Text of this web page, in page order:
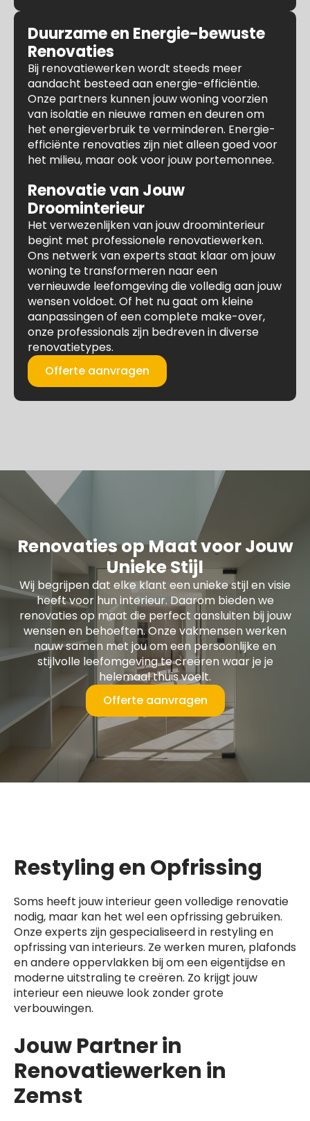
Duurzame en Energie-bewuste
Renovaties
Bij renovatiewerken wordt steeds meer
aandacht besteed aan energie-efficiëntie.
Onze partners kunnen jouw woning voorzien
van isolatie en nieuwe ramen en deuren om
het energieverbruik te verminderen. Energie-
efficiënte renovaties zijn niet alleen goed voor
het milieu, maar ook voor jouw portemonnee.
Renovatie van Jouw
Droominterieur
Het verwezenlijken van jouw droominterieur
begint met professionele renovatiewerken.
Ons netwerk van experts staat klaar om jouw
woning te transformeren naar een
vernieuwde leefomgeving die volledig aan jouw
wensen voldoet. Of het nu gaat om kleine
aanpassingen of een complete make-over,
onze professionals zijn bedreven in diverse
renovatietypes.
Offerte aanvragen
Renovaties op Maat voor Jouw
Unieke Stijl
Wij begrijpen dat elke klant een unieke stijl en visie
heeft voor hun interieur. Daarom bieden we
renovaties op maat die perfect aansluiten bij jouw
wensen en behoeften. Onze vakmensen werken
nauw samen met jou om een persoonlijke en
stijlvolle leefomgeving te creëren waar je je
helemaal thuis voelt.
Offerte aanvragen
Restyling en Opfrissing
Soms heeft jouw interieur geen volledige renovatie
nodig, maar kan het wel een opfrissing gebruiken.
Onze experts zijn gespecialiseerd in restyling en
opfrissing van interieurs. Ze werken muren, plafonds
en andere oppervlakken bij om een eigentijdse en
moderne uitstraling te creëren. Zo krijgt jouw
interieur een nieuwe look zonder grote
verbouwingen.
Jouw Partner in
Renovatiewerken in
Zemst